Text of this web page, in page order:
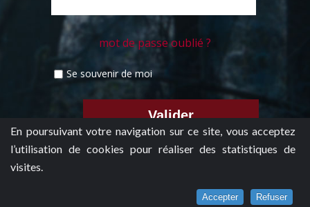
En poursuivant votre navigation sur ce site, vous acceptez
l’utilisation de cookies pour réaliser des statistiques de
visites.
Accepter Refuser
mot de passe oublié ?
Se souvenir de moi